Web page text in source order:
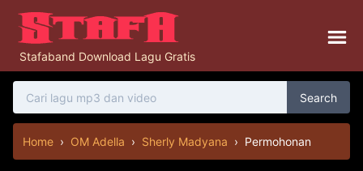
Stafaband Download Lagu Gratis
Search
Home › OM Adella › Sherly Madyana › Permohonan